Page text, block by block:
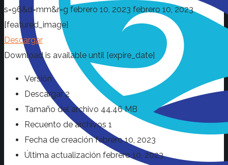
s=96&d=mm&r=g febrero 10, 2023 febrero 10, 2023
[featured_image]
Descargar
Download is available until [expire_date]
Versión
Descargar2
Tamaño del archivo 44.46 MB
Recuento de archivos 1
Fecha de creaciónfebrero 10, 2023
Última actualización febrero 10, 2023